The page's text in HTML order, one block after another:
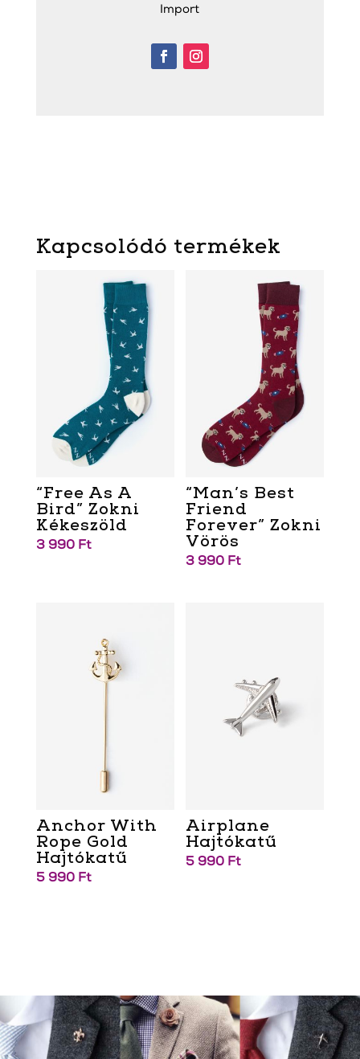
Import
Kapcsolódó termékek
“Free As A
Bird” Zokni
Kékeszöld
3 990 Ft
“Man’s Best
Friend
Forever” Zokni
Vörös
3 990 Ft
Anchor With
Rope Gold
Hajtókatű
5 990 Ft
Airplane
Hajtókatű
5 990 Ft